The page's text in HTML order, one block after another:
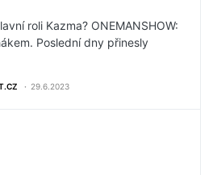
roli Kazma? ONEMANSHOW:
Poslední dny přinesly
29.6.2023